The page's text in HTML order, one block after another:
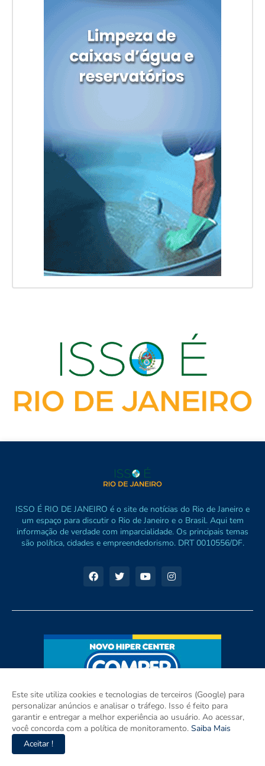
ISSO É RIO DE JANEIRO é o site de notícias do Rio de Janeiro e
um espaço para discutir o Rio de Janeiro e o Brasil. Aqui tem
informação de verdade com imparcialidade. Os principais temas
são política, cidades e empreendedorismo. DRT 0010556/DF.
Este site utiliza cookies e tecnologias de terceiros (Google) para
personalizar anúncios e analisar o tráfego. Isso é feito para
garantir e entregar a melhor experiência ao usuário. Ao acessar,
você concorda com a política de monitoramento. Saiba Mais
Aceitar !